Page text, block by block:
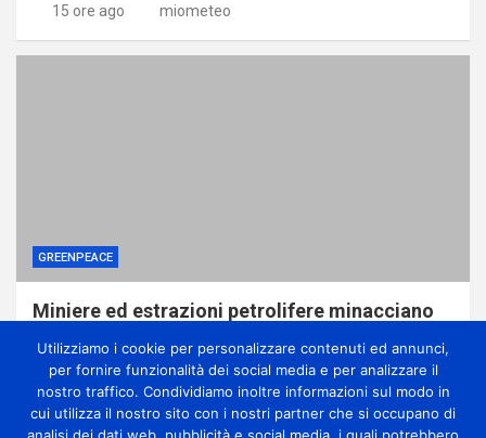
15 ore ago miometeo
GREENPEACE
Miniere ed estrazioni petrolifere minacciano
Congo, svela report di Greenpeace
1 giorno ago miometeo
Utilizziamo i cookie per personalizzare contenuti ed annunci,
per fornire funzionalità dei social media e per analizzare il
nostro traffico. Condividiamo inoltre informazioni sul modo in
cui utilizza il nostro sito con i nostri partner che si occupano di